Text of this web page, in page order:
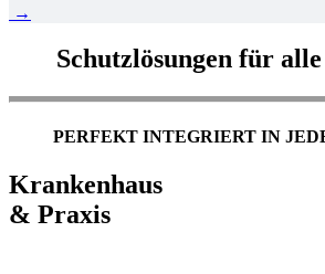
→
Schutzlösungen für
PERFEKT INTEGRIERT IN
Krankenhaus
& Praxis